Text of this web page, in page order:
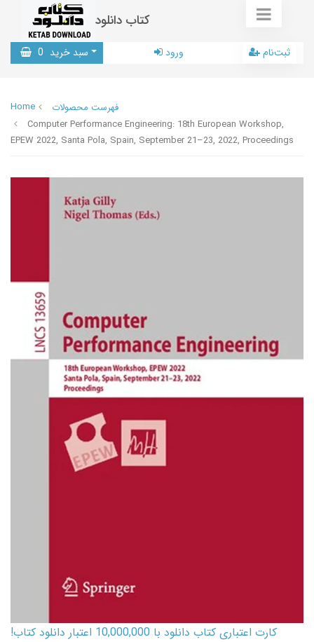
کتاب دانلود
سبد خرید 0 ورود ثبت‌نام
Home
فهرست محصولات
Computer Performance Engineering: 18th European Workshop,
EPEW 2022, Santa Pola, Spain, September 21–23, 2022, Proceedings
کارت اعتباری کتاب دانلود با 10,000,000 اعتبار دانلود کتاب!